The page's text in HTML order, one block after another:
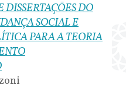
DO
SOCIAL E
PARA A TEORIA